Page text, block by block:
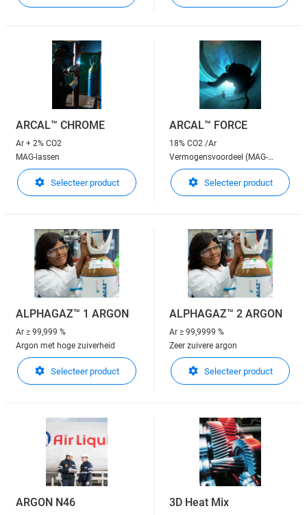
ARCAL™ CHROME
Ar + 2% CO2
MAG-lassen
Selecteer product
ARCAL™ FORCE
18% CO2 /Ar
Vermogensvoordeel (MAG-
lassen)
Selecteer product
ALPHAGAZ™ 1 ARGON
Ar ≥ 99,999 %
Argon met hoge zuiverheid
Selecteer product
ALPHAGAZ™ 2 ARGON
Ar ≥ 99,9999 %
Zeer zuivere argon
Selecteer product
ARGON N46 3D Heat Mix